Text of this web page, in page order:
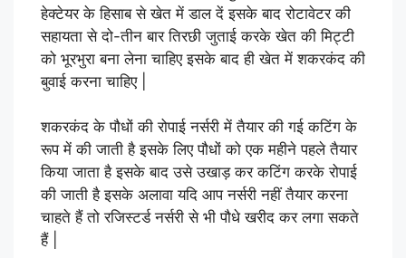
हेक्टेयर के हिसाब से खेत में डाल दें इसके बाद रोटावेटर की
सहायता से दो-तीन बार तिरछी जुताई करके खेत की मिट्टी
को भूरभुरा बना लेना चाहिए इसके बाद ही खेत में शकरकंद की
बुवाई करना चाहिए |
शकरकंद के पौधों की रोपाई नर्सरी में तैयार की गई कटिंग के
रूप में की जाती है इसके लिए पौधों को एक महीने पहले तैयार
किया जाता है इसके बाद उसे उखाड़ कर कटिंग करके रोपाई
की जाती है इसके अलावा यदि आप नर्सरी नहीं तैयार करना
चाहते हैं तो रजिस्टर्ड नर्सरी से भी पौधे खरीद कर लगा सकते
हैं |